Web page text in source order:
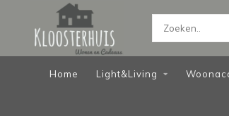
Home Light&Living